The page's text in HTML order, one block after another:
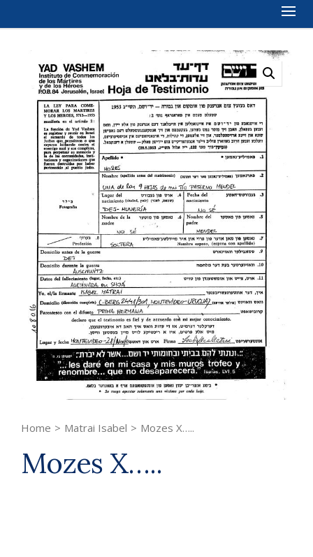
Home > Matrai Isabel > Mozes X…..
Mozes X…..